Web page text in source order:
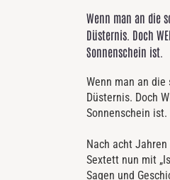
Wenn man an die
Düsternis. Doch
Sonnenschein ist.
Wenn man an
Düsternis. Doch
Sonnenschein ist.
Nach acht
Sextett nun mit
Sagen und